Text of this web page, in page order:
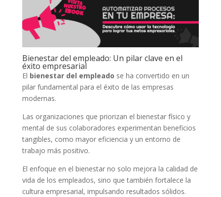
Bienestar del empleado: Un pilar clave en el
éxito empresarial
El bienestar del empleado se ha convertido en un
pilar fundamental para el éxito de las empresas
modernas.
Las organizaciones que priorizan el bienestar físico y
mental de sus colaboradores experimentan beneficios
tangibles, como mayor eficiencia y un entorno de
trabajo más positivo.
El enfoque en el bienestar no solo mejora la calidad de
vida de los empleados, sino que también fortalece la
cultura empresarial, impulsando resultados sólidos.